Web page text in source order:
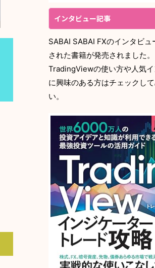
インタビュー記事
SABAI SABAI FXのインタビュ
された書籍が発売されました。
TradingViewの使い方や人気
に興味のある方はチェックし
い。